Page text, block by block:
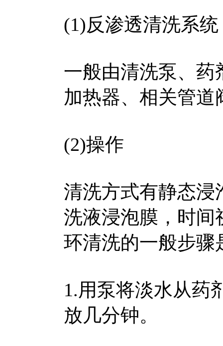
(1)反渗透清洗系统
一般由清洗泵、药
加热器、相关管
(2)操作
清洗方式有静态浸
洗液浸泡膜，时间
环清洗的一般步骤
1.用泵将淡水从药
放几分钟。